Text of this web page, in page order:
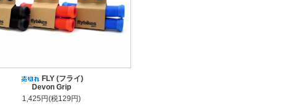
FLY (フライ)
Devon Grip
1,425円(税129円)